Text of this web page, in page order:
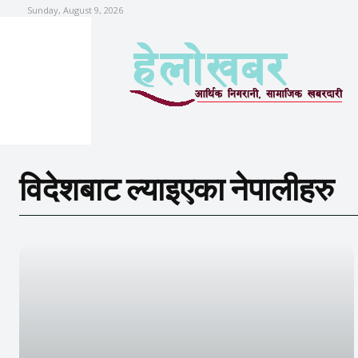
Sunday, August 9, 2026
विदेशबाट ल्याइएका नेपालीहरु